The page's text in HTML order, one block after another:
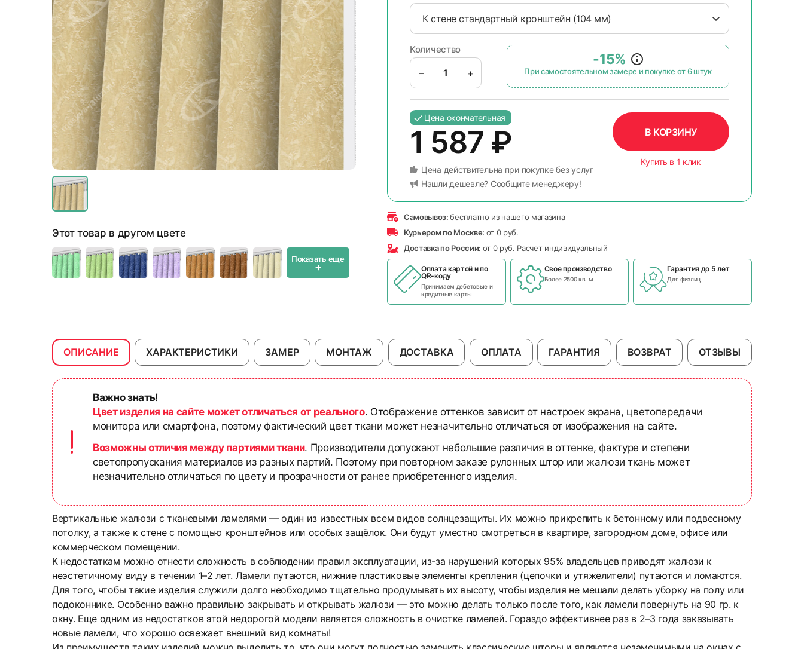
Этот товар в другом цвете
Показать еще
+
К стене стандартный кронштейн (104 мм)
Количество
– +
-15%
При самостоятельном замере и покупке от 6 штук
Цена окончательная
1 587 ₽
Цена действительна при покупке без услуг
Нашли дешевле? Сообщите менеджеру!
В КОРЗИНУ
Купить в 1 клик
Самовывоз:бесплатно из нашего магазина
Курьером по Москве: от 0 руб.
Доставка по России: от 0 руб. Расчет индивидуальный
Оплата картой и по
QR-коду
Принимаем дебетовые и
кредитные карты
Свое производство
Более 2500 кв. м
Гарантия до 5 лет
Для физлиц
ОПИСАНИЕ ХАРАКТЕРИСТИКИ ЗАМЕР МОНТАЖ ДОСТАВКА ОПЛАТА ГАРАНТИЯ ВОЗВРАТ ОТЗЫВЫ
Важно знать!
Цвет изделия на сайте может отличаться от реального. Отображение оттенков зависит от настроек экрана, цветопередачи
монитора или смартфона, поэтому фактический цвет ткани может незначительно отличаться от изображения на сайте.
Возможны отличия между партиями ткани. Производители допускают небольшие различия в оттенке, фактуре и степени
светопропускания материалов из разных партий. Поэтому при повторном заказе рулонных штор или жалюзи ткань может
незначительно отличаться по цвету и прозрачности от ранее приобретенного изделия.
Вертикальные жалюзи с тканевыми ламелями — один из известных всем видов солнцезащиты. Их можно прикрепить к бетонному или подвесному
потолку, а также к стене с помощью кронштейнов или особых защёлок. Они будут уместно смотреться в квартире, загородном доме, офисе или
коммерческом помещении.
К недостаткам можно отнести сложность в соблюдении правил эксплуатации, из-за нарушений которых 95% владельцев приводят жалюзи к
неэстетичному виду в течении 1–2 лет. Ламели путаются, нижние пластиковые элементы крепления (цепочки и утяжелители) путаются и ломаются.
Для того, чтобы такие изделия служили долго необходимо тщательно продумывать их высоту, чтобы изделия не мешали делать уборку на полу или
подоконнике. Особенно важно правильно закрывать и открывать жалюзи — это можно делать только после того, как ламели повернуть на 90 гр. к
окну. Еще одним из недостатков этой недорогой модели является сложность в очистке ламелей. Гораздо эффективнее раз в 2–3 года заказывать
новые ламели, что хорошо освежает внешний вид комнаты!